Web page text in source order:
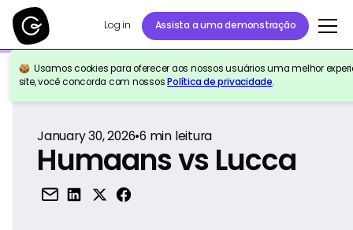
Log in Assista a uma demonstração
Usamos cookies para oferecer aos nossos usuários uma melhor
site, você concorda com nossosPolítica de privacidade.
Voltar para a referência
January 30, 2026•6 min leitura
Humaans vs Lucca